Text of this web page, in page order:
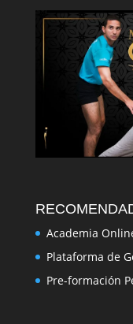
Academia
Plataforma de
Pre-formación